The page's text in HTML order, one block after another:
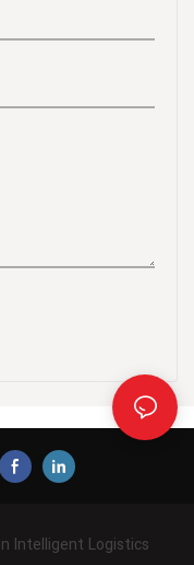
Intelligent Logistics